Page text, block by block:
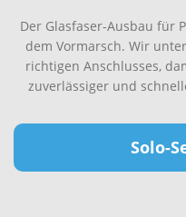
Der Glasfaser-Ausbau für
dem Vormarsch. Wir
richtigen Anschlusses,
zuverlässiger und
Solo-